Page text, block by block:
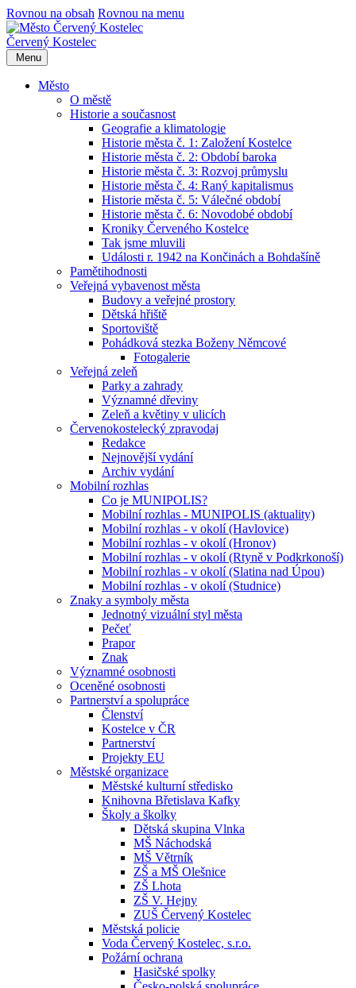
Rovnou na obsah Rovnou na menu
Červený Kostelec
Menu
Město
O městě
Historie a současnost
Geografie a klimatologie
Historie města č. 1: Založení Kostelce
Historie města č. 2: Období baroka
Historie města č. 3: Rozvoj průmyslu
Historie města č. 4: Raný kapitalismus
Historie města č. 5: Válečné období
Historie města č. 6: Novodobé období
Kroniky Červeného Kostelce
Tak jsme mluvili
Události r. 1942 na Končinách a Bohdašíně
Pamětihodnosti
Veřejná vybavenost města
Budovy a veřejné prostory
Dětská hřiště
Sportoviště
Pohádková stezka Boženy Němcové
Fotogalerie
Veřejná zeleň
Parky a zahrady
Významné dřeviny
Zeleň a květiny v ulicích
Červenokostelecký zpravodaj
Redakce
Nejnovější vydání
Archiv vydání
Mobilní rozhlas
Co je MUNIPOLIS?
Mobilní rozhlas - MUNIPOLIS (aktuality)
Mobilní rozhlas - v okolí (Havlovice)
Mobilní rozhlas - v okolí (Hronov)
Mobilní rozhlas - v okolí (Rtyně v Podkrkonoší)
Mobilní rozhlas - v okolí (Slatina nad Úpou)
Mobilní rozhlas - v okolí (Studnice)
Znaky a symboly města
Jednotný vizuální styl města
Pečeť
Prapor
Znak
Významné osobnosti
Oceněné osobnosti
Partnerství a spolupráce
Členství
Kostelce v ČR
Partnerství
Projekty EU
Městské organizace
Městské kulturní středisko
Knihovna Břetislava Kafky
Školy a školky
Dětská skupina Vlnka
MŠ Náchodská
MŠ Větrník
ZŠ a MŠ Olešnice
ZŠ Lhota
ZŠ V. Hejny
ZUŠ Červený Kostelec
Městská policie
Voda Červený Kostelec, s.r.o.
Požární ochrana
Hasičské spolky